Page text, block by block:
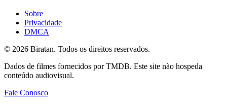
Sobre
Privacidade
DMCA
© 2026 Biratan. Todos os direitos reservados.
Dados de filmes fornecidos por TMDB. Este site não hospeda
conteúdo audiovisual.
Fale Conosco